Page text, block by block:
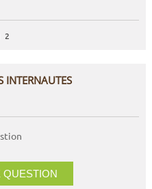
2
INTERNAUTES
QUESTION